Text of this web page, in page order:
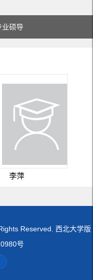
业硕导
李萍
Reserved. 西北大学版
号